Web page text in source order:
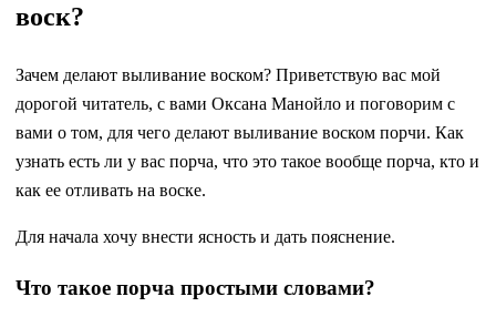
воск?
Зачем делают выливание воском? Приветствую вас мой
дорогой читатель, с вами Оксана Манойло и поговорим с
вами о том, для чего делают выливание воском порчи. Как
узнать есть ли у вас порча, что это такое вообще порча, кто и
как ее отливать на воске.
Для начала хочу внести ясность и дать пояснение.
Что такое порча простыми словами?